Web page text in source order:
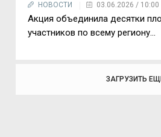
НОВОСТИ 03.06.2026 / 10:00
Акция объединила десятки
участников по всему региону...
ЗАГРУЗИТЬ